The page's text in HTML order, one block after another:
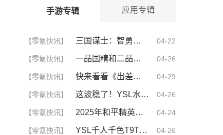
手游专辑 应用专辑
【零氪快讯】 三国谋士：智勇双全的幕后英雄 04-22
【零氪快讯】 一品国精和二品国精的文化意义！为何他们如此独特？你绝对不知道的深层背景 04-26
【零氪快讯】 快来看看《出差的日子》叶爱背后的深刻故事！竟然让人泪崩的原因 04-29
【零氪快讯】 这波稳了！YSL水蜜桃86满十八和88区别，背后暗藏的秘密你知道吗？ 04-26
【零氪快讯】 2025年和平精英CDKEY兑换码领取方法及使用技巧 04-24
【零氪快讯】 YSL千人千色T9T9T9T9T9MBA！揭秘背后的设计秘密，难怪网友都在疯传！ 04-26